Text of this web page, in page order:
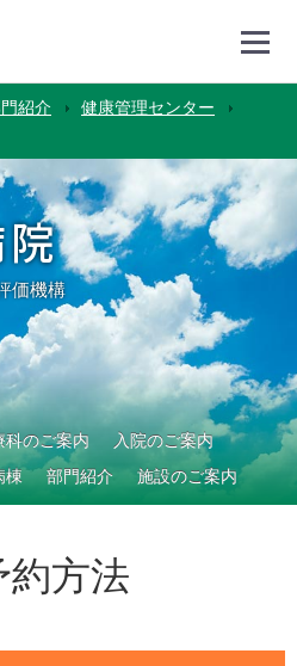
紹介
健康管理センター
価機構
科のご案内
入院のご案内
棟 部門紹介 施設のご案内
約方法